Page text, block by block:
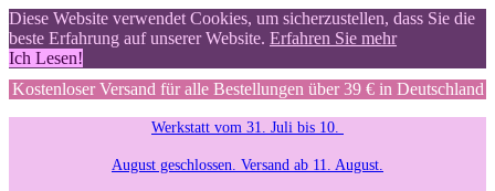
Diese Website verwendet Cookies, um sicherzustellen, dass Sie die
beste Erfahrung auf unserer Website. Erfahren Sie mehr
Ich Lesen!
Kostenloser Versand für alle Bestellungen über 39 € in Deutschland
Werkstatt vom 31. Juli bis 10.
August geschlossen. Versand ab 11. August.